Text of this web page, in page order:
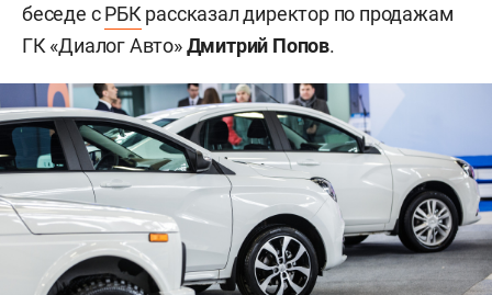
беседе сРБК рассказал директор по продажам
ГК «Диалог Авто»Дмитрий Попов.